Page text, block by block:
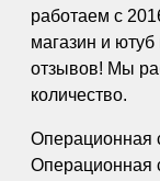
работаем с
магазин и
отзывов! Мы
количество.
Операционная
Операционная